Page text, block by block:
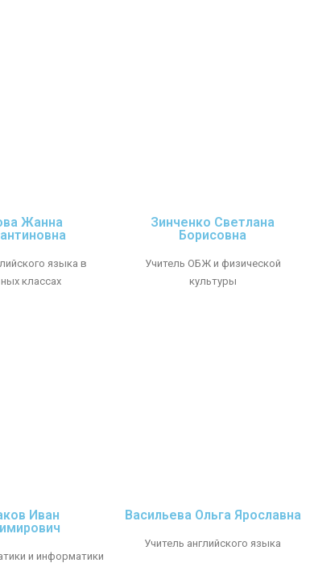
Жанна
языка в
классах
Зинченко Светлана
Борисовна
Учитель ОБЖ и физической
культуры
Иван
и информатики
Васильева Ольга Ярославна
Учитель английского языка